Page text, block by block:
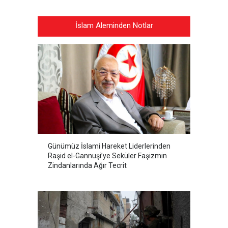
İslam Aleminden Notlar
Günümüz İslami Hareket Liderlerinden
Raşid el-Gannuşi’ye Seküler Faşizmin
Zindanlarında Ağır Tecrit